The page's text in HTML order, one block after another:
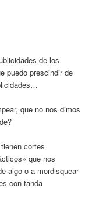
de los
puedo prescindir de
que no nos dimos
cortes
que nos
algo o a mordisquear
con tanda